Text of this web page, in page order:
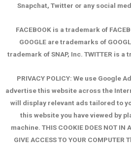
Snapchat, Twitter or any social
FACEBOOK is a trademark of
GOOGLE are trademarks of
trademark of SNAP, Inc. TWITTER is a
PRIVACY POLICY: We use Google
advertise this website across the
will display relevant ads tailored to
this website you have viewed by
machine. THIS COOKIE DOES NOT IN
GIVE ACCESS TO YOUR